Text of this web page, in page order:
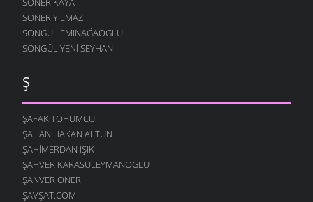
SONER YILMAZ
SONGÜL EMINAĞAOĞLU
SONGÜL YENI SEYHAN
Ş
ŞAFAK TOHUMCU
ŞAHAN HAKAN ALTUN
ŞAHIMERDAN IŞIK
ŞAHVER KARASULEYMANOGLU
ŞANVER ÖNER
ŞAVŞAT.COM